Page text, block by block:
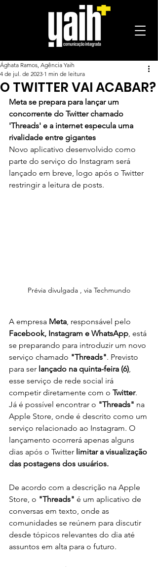
O TWITTER VAI ACABAR?
Ághata Ramos, Agência Yaih
4 de jul. de 2023 1 min de leitura
Meta se prepara para lançar um
concorrente do Twitter chamado
'Threads' e a internet especula uma
rivalidade entre gigantes
Novo aplicativo desenvolvido como
parte do serviço do Instagram será
lançado em breve, logo após o Twitter
restringir a leitura de posts.
Prévia divulgada , via Techmundo
A empresa Meta , responsável pelo
Facebook, Instagram e WhatsApp , está
se preparando para introduzir um novo
serviço chamado "Threads". Previsto
para ser lançado na quinta-feira (6)
esse serviço de rede social irá
competir diretamente com o Twitter.
Já é possível encontrar o "Threads" na
Apple Store, onde é descrito como um
serviço relacionado ao Instagram. O
lançamento ocorrerá apenas alguns
dias após o Twitter limitar a visualização
das postagens dos usuários.
De acordo com a descrição na Apple
Store, o "Threads" é um aplicativo de
conversas em texto, onde as
comunidades se reúnem para discutir
desde tópicos relevantes do dia até
assuntos em alta para o futuro.